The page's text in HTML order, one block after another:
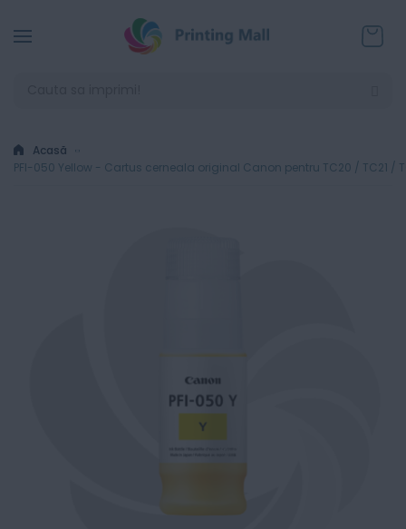
Acasă
PFI-050 Yellow - Cartus cerneala original Canon pentru TC20 / TC21 /